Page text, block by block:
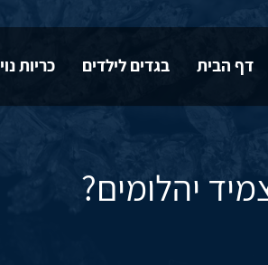
דף הבית בגדים לילדים כריות נוי
יהלומים?